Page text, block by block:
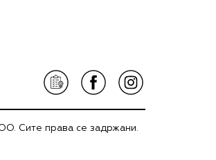
Сите права се задржани.